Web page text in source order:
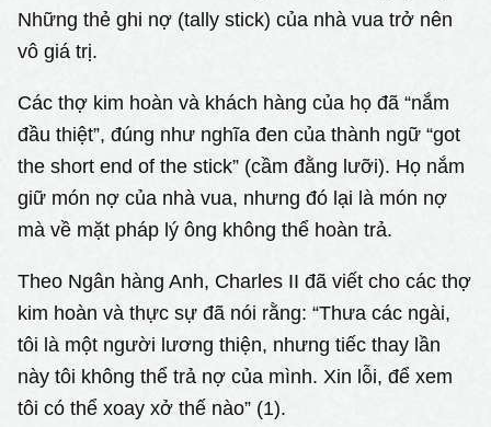
Những thẻ ghi nợ (tally stick) của nhà vua trở nên
vô giá trị.
Các thợ kim hoàn và khách hàng của họ đã “nắm
đầu thiệt”, đúng như nghĩa đen của thành ngữ “got
the short end of the stick” (cầm đằng lưỡi). Họ nắm
giữ món nợ của nhà vua, nhưng đó lại là món nợ
mà về mặt pháp lý ông không thể hoàn trả.
Theo Ngân hàng Anh, Charles II đã viết cho các thợ
kim hoàn và thực sự đã nói rằng: “Thưa các ngài,
tôi là một người lương thiện, nhưng tiếc thay lần
này tôi không thể trả nợ của mình. Xin lỗi, để xem
tôi có thể xoay xở thế nào” (1).